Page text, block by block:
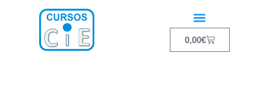
0,00€